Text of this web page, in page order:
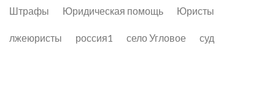
Штрафы Юридическая помощь Юристы
лжеюристы россия1 село Угловое суд